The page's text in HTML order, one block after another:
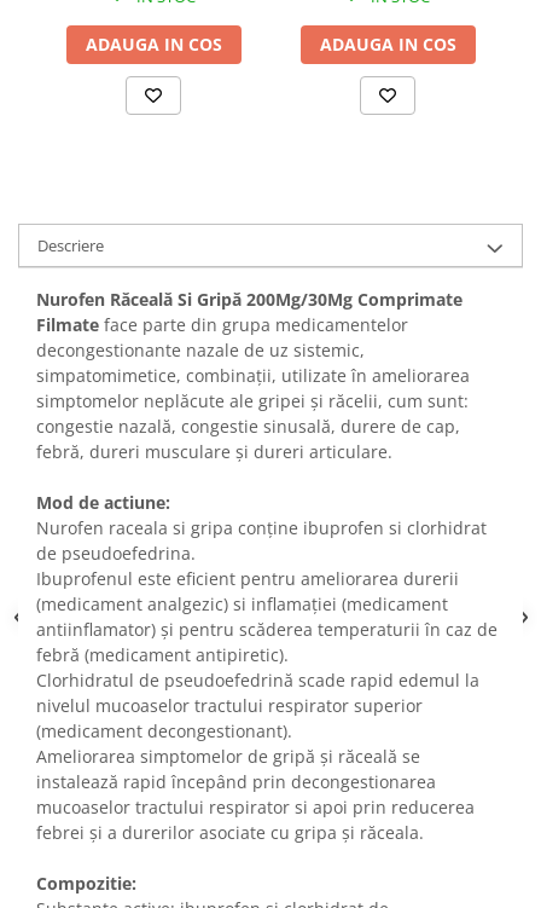
ADAUGA IN COS ADAUGA IN COS
Descriere
Nurofen Răceală Si Gripă 200Mg/30Mg Comprimate
Filmate face parte din grupa medicamentelor
decongestionante nazale de uz sistemic,
simpatomimetice, combinaţii, utilizate în ameliorarea
simptomelor neplăcute ale gripei şi răcelii, cum sunt:
congestie nazală, congestie sinusală, durere de cap,
febră, dureri musculare şi dureri articulare.
Mod de actiune:
Nurofen raceala si gripa conţine ibuprofen si clorhidrat
de pseudoefedrina.
Ibuprofenul este eficient pentru ameliorarea durerii
(medicament analgezic) si inflamaţiei (medicament
antiinflamator) şi pentru scăderea temperaturii în caz de
febră (medicament antipiretic).
Clorhidratul de pseudoefedrină scade rapid edemul la
nivelul mucoaselor tractului respirator superior
(medicament decongestionant).
Ameliorarea simptomelor de gripă şi răceală se
instalează rapid începând prin decongestionarea
mucoaselor tractului respirator si apoi prin reducerea
febrei şi a durerilor asociate cu gripa şi răceala.
Compozitie: